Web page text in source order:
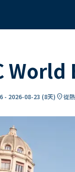
World
- 2026-08-23 (8天) location_on從